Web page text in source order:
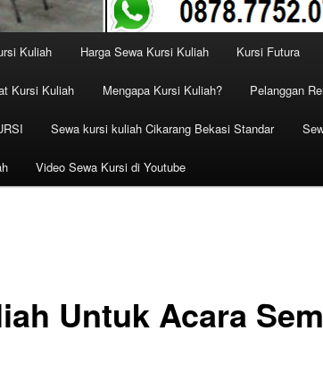
Kuliah Harga Sewa Kursi Kuliah Kursi Futura
Kursi Kuliah Mengapa Kursi Kuliah? Pelanggan
Sewa kursi kuliah Cikarang Bekasi Standar
Video Sewa Kursi di Youtube
Untuk Acara